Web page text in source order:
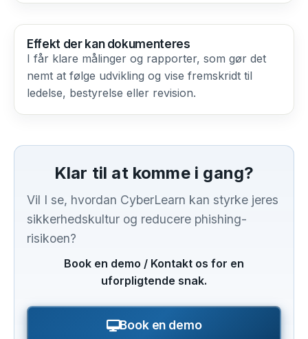
Effekt der kan dokumenteres
I får klare målinger og rapporter, som gør det
nemt at følge udvikling og vise fremskridt til
ledelse, bestyrelse eller revision.
Klar til at komme i gang?
Vil I se, hvordan CyberLearn kan styrke jeres
sikkerhedskultur og reducere phishing-
risikoen?
Book en demo / Kontakt os for en
uforpligtende snak.
Book en demo